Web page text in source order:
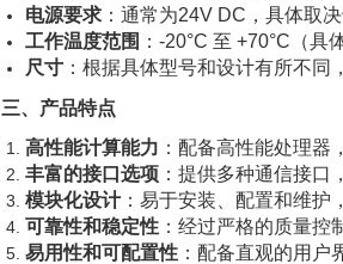
电源要求 ：通常为24V DC，具体取决
工作温度范围 ：-20°C 至 +70°C（具
尺寸 ：根据具体型号和设计有所不同
三、产品特点
高性能计算能力 ：配备高性能处理器
丰富的接口选项 ：提供多种通信接口
模块化设计：易于安装、配置和维护
可靠性和稳定性 ：经过严格的质量控
易用性和可配置性 ：配备直观的用户